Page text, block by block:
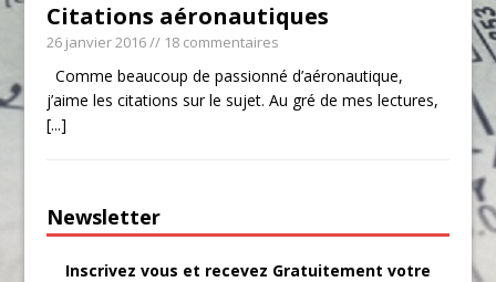
Citations aéronautiques
26 janvier 2016// 18 commentaires
Comme beaucoup de passionné d’aéronautique,
j’aime les citations sur le sujet. Au gré de mes lectures,
[...]
Newsletter
Inscrivez vous et recevez Gratuitement votre